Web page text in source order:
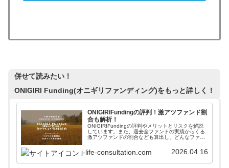
併せて読みたい！
ONIGIRI Funding(オニギリファンディング)をもっと詳しく！
ONIGIRIFundingの評判！激アツファンド割
合も解析！
ONIGIRIFundingの評判やメリットとリスクを解説
しています。また、過去全ファンドの実績からくる
激アツファンドの割合なども算出し、どんなファン
ペーンも反映しているので、参考にしてください！
j-life-consultation.com 2026.04.16